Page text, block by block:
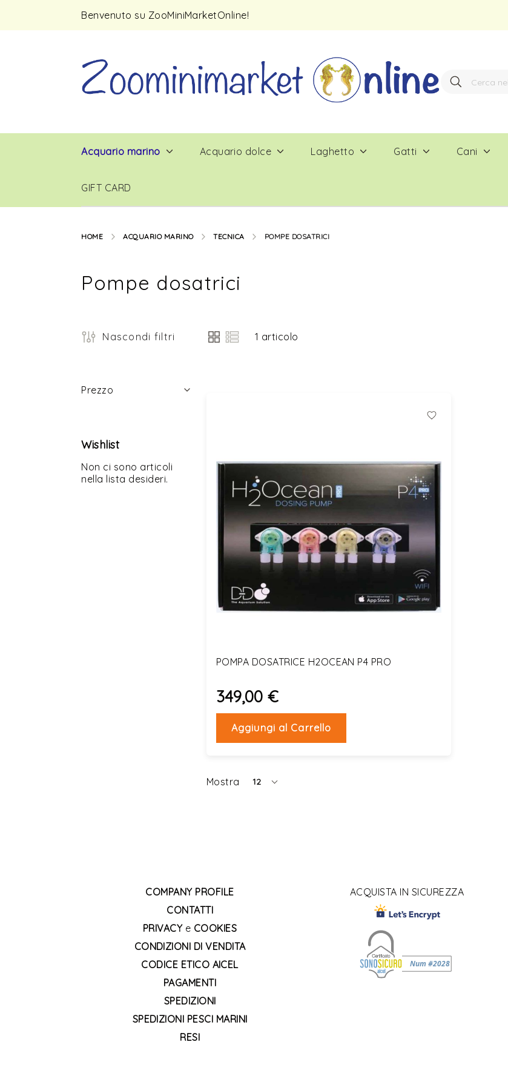
Benvenuto su ZooMiniMarketOnline!
Search
Search
Acquario marino Acquario dolce Laghetto Gatti Cani
GIFT CARD
HOME ACQUARIO MARINO TECNICA POMPE DOSATRICI
Pompe dosatrici
Mostra
1 articolo
POMPA DOSATRICE H2OCEAN P4 PRO
349,00 €
Aggiungi al Carrello
Mostra 12
per
Prezzo
Nascondi filtri
Wishlist
Non ci sono articoli
nella lista desideri.
COMPANY PROFILE
CONTATTI
PRIVACYe COOKIES
CONDIZIONI DI VENDITA
CODICE ETICO AICEL
PAGAMENTI
SPEDIZIONI
SPEDIZIONI PESCI MARINI
RESI
ACQUISTA IN SICUREZZA